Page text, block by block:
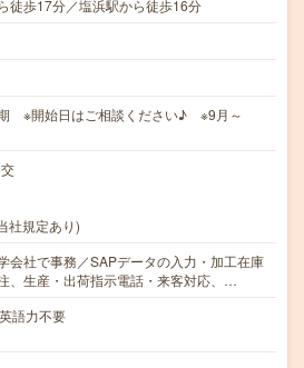
徒歩17分／塩浜駅から徒歩16分
※開始日はご相談ください♪ ※9月～
社規定あり)
会社で事務／SAPデータの入力・加工在庫
、生産・出荷指示電話・来客対応、…
語力不要